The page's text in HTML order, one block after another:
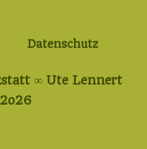
Datenschutz
∞ Ute Lennert
2o26